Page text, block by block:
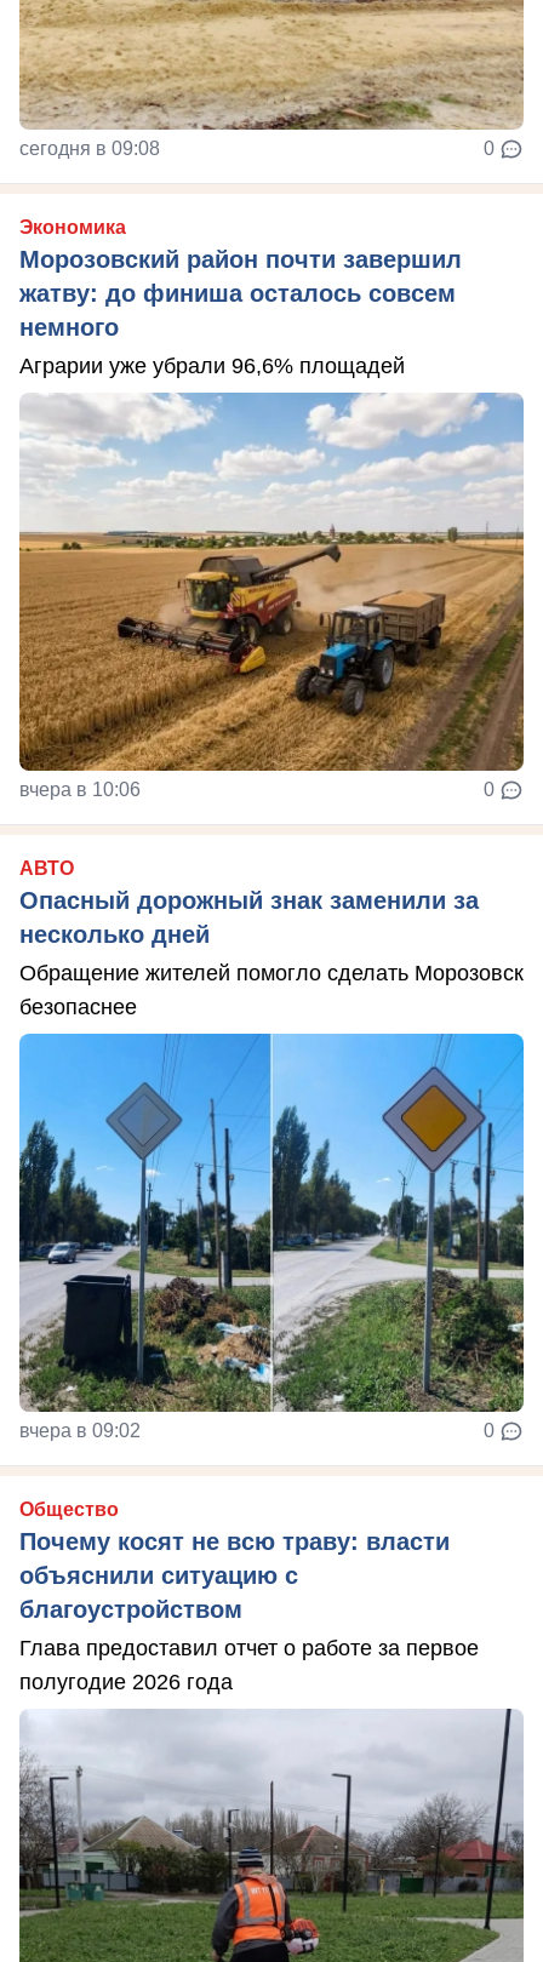
сегодня в 09:08 0
Экономика
Морозовский район почти завершил
жатву: до финиша осталось совсем
немного
Аграрии уже убрали 96,6% площадей
вчера в 10:06 0
АВТО
Опасный дорожный знак заменили за
несколько дней
Обращение жителей помогло сделать Морозовск
безопаснее
вчера в 09:02 0
Общество
Почему косят не всю траву: власти
объяснили ситуацию с
благоустройством
Глава предоставил отчет о работе за первое
полугодие 2026 года